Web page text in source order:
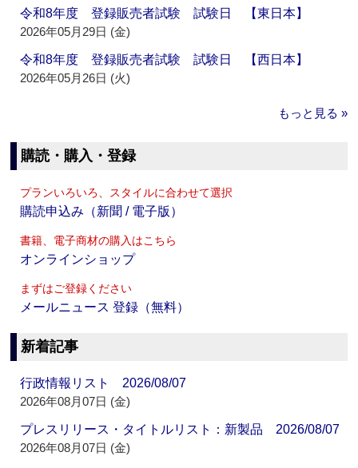
令和8年度 登録販売者試験 試験日 【東日本】
2026年05月29日 (金)
令和8年度 登録販売者試験 試験日 【西日本】
2026年05月26日 (火)
もっと見る »
購読・購入・登録
プランいろいろ、スタイルに合わせて選択
購読申込み（新聞 / 電子版）
書籍、電子商材の購入はこちら
オンラインショップ
まずはご登録ください
メールニュース 登録（無料）
新着記事
行政情報リスト 2026/08/07
2026年08月07日 (金)
プレスリリース・タイトルリスト：新製品 2026/08/07
2026年08月07日 (金)